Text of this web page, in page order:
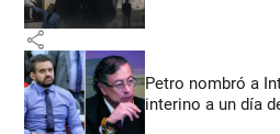
share
Petro nombró a
interino a un día